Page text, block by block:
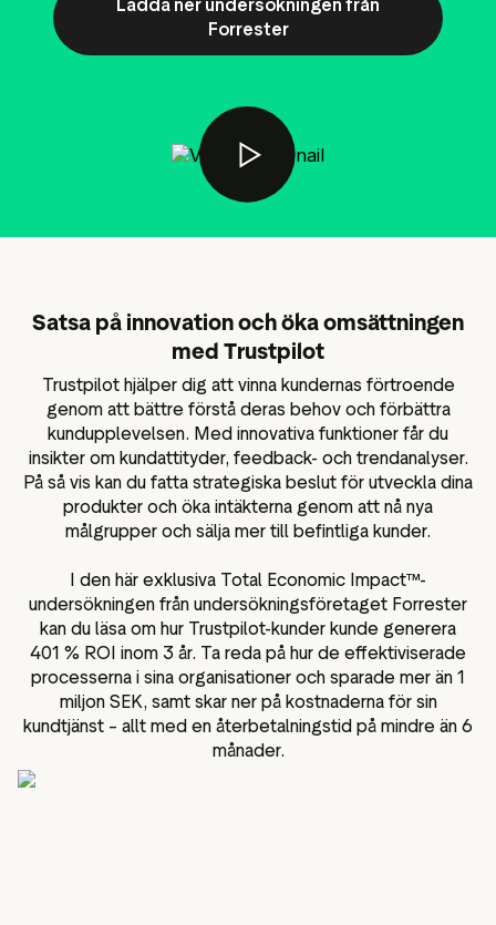
Data och analysverktyg
Ladda ner undersökningen från
Forrester
Satsa på innovation och öka omsättningen
med Trustpilot
Trustpilot hjälper dig att vinna kundernas förtroende
genom att bättre förstå deras behov och förbättra
kundupplevelsen. Med innovativa funktioner får du
insikter om kundattityder, feedback- och trendanalyser.
På så vis kan du fatta strategiska beslut för utveckla dina
produkter och öka intäkterna genom att nå nya
målgrupper och sälja mer till befintliga kunder.
I den här exklusiva Total Economic Impact™-
undersökningen från undersökningsföretaget Forrester
kan du läsa om hur Trustpilot-kunder kunde generera
401 % ROI inom 3 år. Ta reda på hur de effektiviserade
processerna i sina organisationer och sparade mer än 1
miljon SEK, samt skar ner på kostnaderna för sin
kundtjänst – allt med en återbetalningstid på mindre än 6
månader.